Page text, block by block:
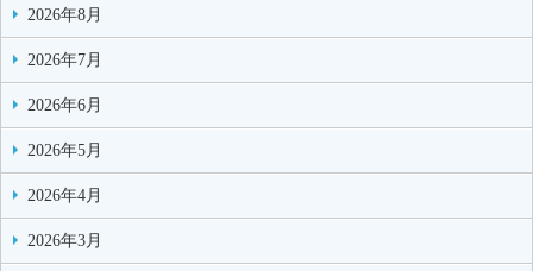
2026年8月
2026年7月
2026年6月
2026年5月
2026年4月
2026年3月